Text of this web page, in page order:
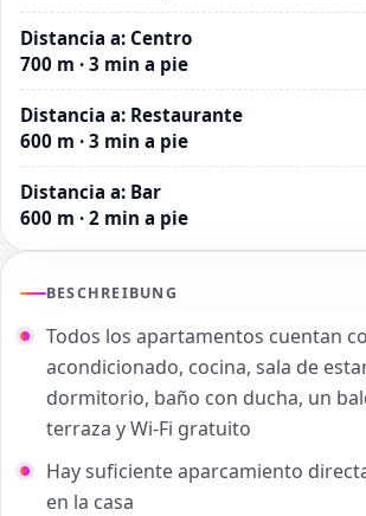
Distancia a: Centro
700 m · 3 min a pie
Distancia a: Restaurante
600 m · 3 min a pie
Distancia a: Bar
600 m · 2 min a pie
BESCHREIBUNG
Todos los apartamentos cuentan
acondicionado, cocina, sala de
dormitorio, baño con ducha, un
terraza y Wi-Fi gratuito
Hay suficiente aparcamiento
en la casa